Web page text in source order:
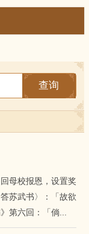
查询
母校报恩，设置奖
苏武书〉：「故欲
第六回：「倘...